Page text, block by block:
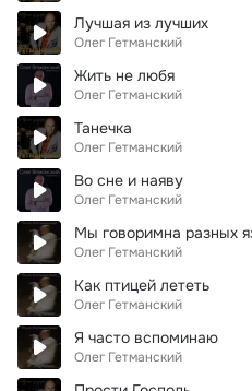
Лучшая из лучших
Олег Гетманский
Жить не любя
Олег Гетманский
Танечка
Олег Гетманский
Во сне и наяву
Олег Гетманский
Мы говоримна разных
Олег Гетманский
Как птицей лететь
Олег Гетманский
Я часто вспоминаю
Олег Гетманский